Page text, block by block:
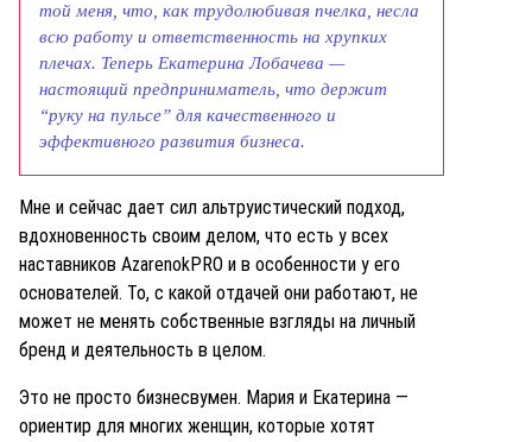
той меня, что, как трудолюбивая пчелка, несла
всю работу и ответственность на хрупких
плечах. Теперь Екатерина Лобачева —
настоящий предприниматель, что держит
“руку на пульсе” для качественного и
эффективного развития бизнеса.
Мне и сейчас дает сил альтруистический подход,
вдохновенность своим делом, что есть у всех
наставников AzarenokPRO и в особенности у его
основателей. То, с какой отдачей они работают, не
может не менять собственные взгляды на личный
бренд и деятельность в целом.
Это не просто бизнесвумен. Мария и Екатерина —
ориентир для многих женщин, которые хотят